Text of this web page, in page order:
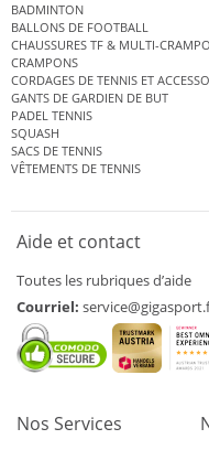
BADMINTON
BALLONS DE FOOTBALL
CHAUSSURES TF & MULTI-
CRAMPONS
CORDAGES DE TENNIS ET
GANTS DE GARDIEN DE BUT
PADEL TENNIS
SQUASH
SACS DE TENNIS
VÊTEMENTS DE TENNIS
Aide et contact
Toutes les rubriques d’aide
Courriel:
Nos Services